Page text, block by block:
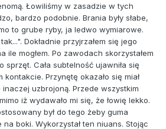
Łowiliśmy w zasadzie w tych
bardzo podobnie. Brania były słabe,
to grube ryby, ja ledwo wymiarowe.
Dokładnie przyjrzałem się jego
ile mogłem. Po zawodach skorzystałem
sprzęt. Cała subtelność ujawniła się
Przynętę okazało się miał
inaczej uzbrojoną. Przede wszystkim
iż wydawało mi się, że łowię lekko.
był do tego żeby guma
na boki. Wykorzystał ten niuans. Stojąc